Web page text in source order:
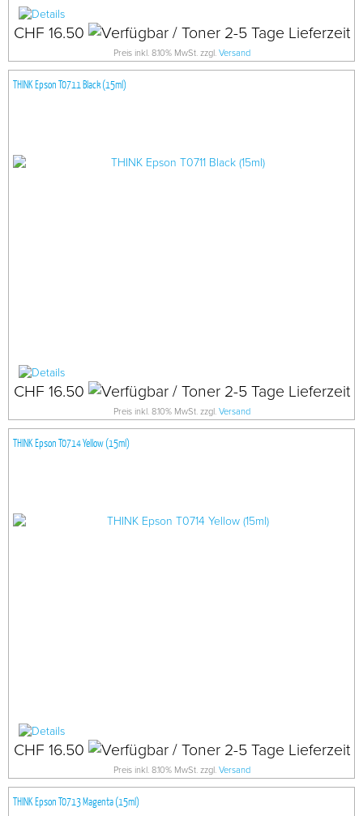
CHF 16.50
Preis inkl. 8.10% MwSt. zzgl. Versand
THINK Epson T0711 Black (15ml)
CHF 16.50
Preis inkl. 8.10% MwSt. zzgl. Versand
THINK Epson T0714 Yellow (15ml)
CHF 16.50
Preis inkl. 8.10% MwSt. zzgl. Versand
THINK Epson T0713 Magenta (15ml)